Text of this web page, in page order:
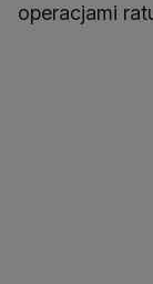
operacjami